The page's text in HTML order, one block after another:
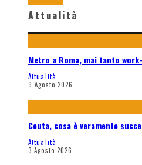
Attualità
Metro a Roma, mai tanto
Attualità
9 Agosto 2026
Ceuta, cosa è veramente
Attualità
3 Agosto 2026